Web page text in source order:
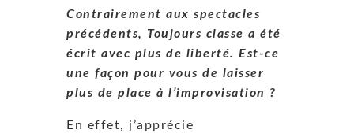
Contrairement aux spectacles
précédents, Toujours classe a été
écrit avec plus de liberté. Est-ce
une façon pour vous de laisser
plus de place à l’improvisation ?
En effet, j’apprécie